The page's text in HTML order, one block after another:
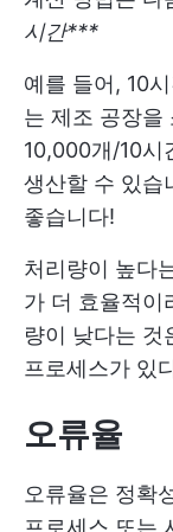
시간***
예를 들어, 10
는 제조 공장을
10,000개/10시
생산할 수 있습
좋습니다!
처리량이 높다
가 더 효율적이
량이 낮다는 것
프로세스가 있
오류율
오류율은 정확
프로세스 또는